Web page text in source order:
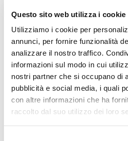
Questo sito web utilizza i cookie
Utilizziamo i cookie per
annunci, per fornire funzionalità
analizzare il nostro traffico.
informazioni sul modo in cui
nostri partner che si occupano di
pubblicità e social media, i quali
con altre informazioni che ha
raccolto dal suo utilizzo dei loro
PGA57
microfono